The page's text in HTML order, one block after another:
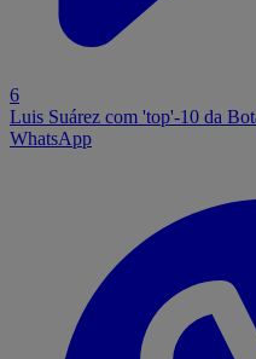
6
Luis Suárez com 'top'-10 da
WhatsApp